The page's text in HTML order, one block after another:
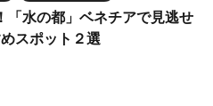
「水の都」ベネチアで見逃せ
スポット２選